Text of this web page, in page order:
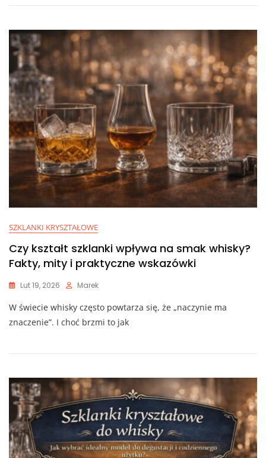
SZKLANKI KRYSZTAŁOWE
Czy kształt szklanki wpływa na smak whisky?
Fakty, mity i praktyczne wskazówki
Lut 19, 2026 Marek
W świecie whisky często powtarza się, że „naczynie ma
znaczenie”. I choć brzmi to jak